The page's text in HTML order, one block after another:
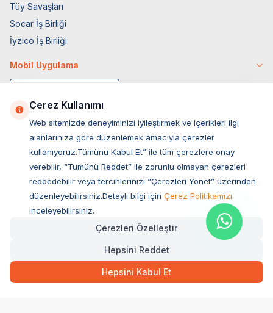
170,00TL Hızlı Teslimat
SEPETE EKLE
Tüy Savaşları
Socar İş Birliği
İyzico İş Birliği
Mobil Uygulama
Müşteri Hizmetleri
Sıkça Sorulan Sorular
Ovacık Mah. Hacıoğlu Sok. No:13 Başiskele / KOCAELİ
Müşteri Destek Hattı
Çerez Kullanımı
Web sitemizde deneyiminizi iyileştirmek ve içerikleri ilgi
alanlarınıza göre düzenlemek amacıyla çerezler
kullanıyoruz.Tümünü Kabul Et” ile tüm çerezlere onay
verebilir, “Tümünü Reddet” ile zorunlu olmayan çerezleri
reddedebilir veya tercihlerinizi “Çerezleri Yönet” üzerinden
düzenleyebilirsiniz.Detaylı bilgi için Çerez Politikamızı
inceleyebilirsiniz.
Çerezleri Özelleştir
Hepsini Reddet
Hepsini Kabul Et